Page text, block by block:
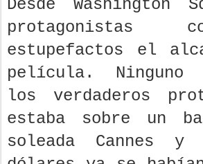
Desde Washington
protagonistas
estupefactos el
película.
los verdaderos
estaba sobre un
soleada Cannes